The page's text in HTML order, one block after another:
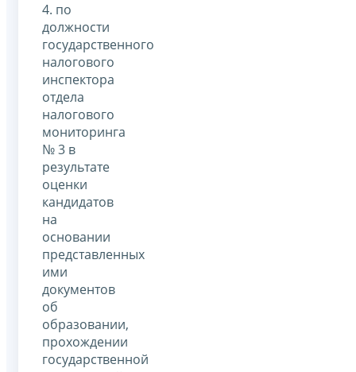
4. по
должности
государственного
налогового
инспектора
отдела
налогового
мониторинга
№ 3 в
результате
оценки
кандидатов
на
основании
представленных
ими
документов
об
образовании,
прохождении
государственной